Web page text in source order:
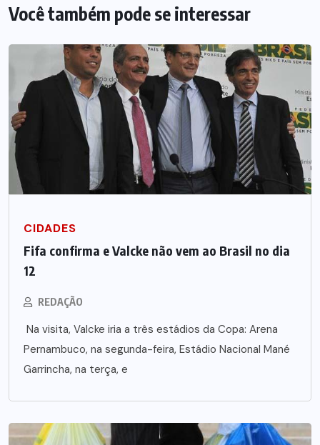
Você também pode se interessar
CIDADES
Fifa confirma e Valcke não vem ao Brasil no dia
12
REDAÇÃO
Na visita, Valcke iria a três estádios da Copa: Arena
Pernambuco, na segunda-feira, Estádio Nacional Mané
Garrincha, na terça, e